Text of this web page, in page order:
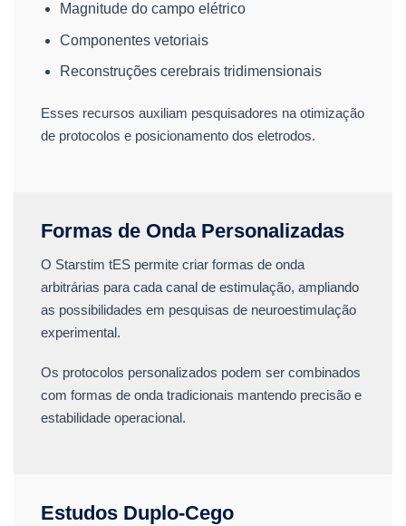
Magnitude do campo elétrico
Componentes vetoriais
Reconstruções cerebrais tridimensionais
Esses recursos auxiliam pesquisadores na otimização
de protocolos e posicionamento dos eletrodos.
Formas de Onda Personalizadas
O Starstim tES permite criar formas de onda
arbitrárias para cada canal de estimulação, ampliando
as possibilidades em pesquisas de neuroestimulação
experimental.
Os protocolos personalizados podem ser combinados
com formas de onda tradicionais mantendo precisão e
estabilidade operacional.
Estudos Duplo-Cego